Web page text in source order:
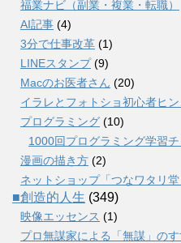
福業ナビ（副業・複業・転職）
AI記事 (4)
3分で仕事改革 (1)
LINEスタンプ(9)
Macのお医者さん (20)
イラレとフォトショ初心者ヒン
プログラミング (10)
1000回プログラミング学習
漫画の描き方 (2)
ネットショップ「つなワタリ
■創造的人生 (349)
映像エッセンス (1)
プロ無謀家による「無謀」の